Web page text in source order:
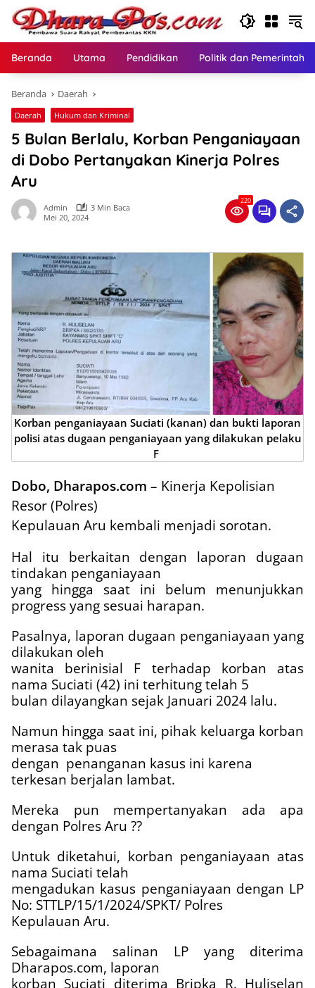
Langsung
konten
Beranda Utama Pendidikan Politik dan
Beranda Daerah
Daerah Hukum dan Kriminal
5 Bulan Berlalu, Korban Penganiayaan
di Dobo Pertanyakan Kinerja Polres
Aru
Admin
3 Min Baca
Mei 20, 2024
220
Korban penganiayaan Suciati (kanan) dan bukti laporan
polisi atas dugaan penganiayaan yang dilakukan pelaku
F
Dobo, Dharapos.com – Kinerja Kepolisian
Resor (Polres)
Kepulauan Aru kembali menjadi sorotan.
Hal itu berkaitan dengan laporan dugaan
tindakan penganiayaan
yang hingga saat ini belum menunjukkan
progress yang sesuai harapan.
Pasalnya, laporan dugaan penganiayaan yang
dilakukan oleh
wanita berinisial F terhadap korban atas
nama Suciati (42) ini terhitung telah 5
bulan dilayangkan sejak Januari 2024 lalu.
Namun hingga saat ini, pihak keluarga korban
merasa tak puas
dengan penanganan kasus ini karena
terkesan berjalan lambat.
Mereka pun mempertanyakan ada apa
dengan Polres Aru ??
Untuk diketahui, korban penganiayaan atas
nama Suciati telah
mengadukan kasus penganiayaan dengan LP
No: STTLP/15/1/2024/SPKT/ Polres
Kepulauan Aru.
Sebagaimana salinan LP yang diterima
Dharapos.com, laporan
korban Suciati diterima Bripka R. Huliselan